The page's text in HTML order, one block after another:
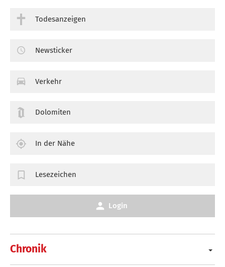
Chronik
Todesanzeigen
Newsticker
Verkehr
Dolomiten
In der Nähe
Lesezeichen
Login